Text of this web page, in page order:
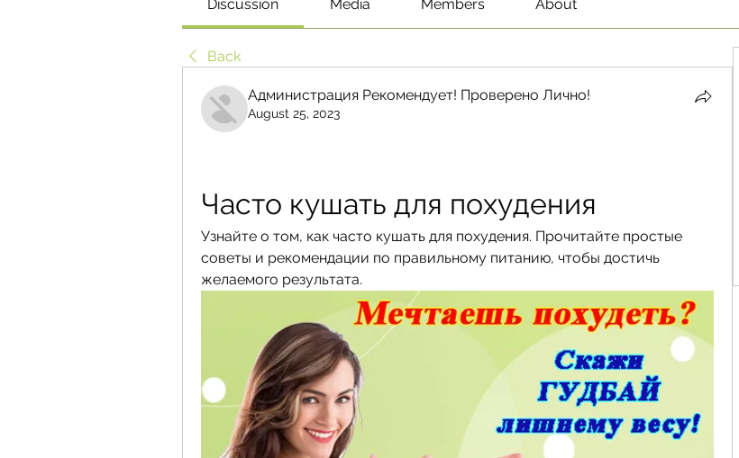
Discussion Media Members About
Back
Администрация Рекомендует! Проверено Лично!
August 25, 2023
Часто кушать для похудения
Узнайте о том, как часто кушать для похудения. Прочитайте простые
советы и рекомендации по правильному питанию, чтобы достичь
желаемого результата.